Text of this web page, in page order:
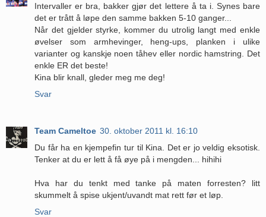
Intervaller er bra, bakker gjør det lettere å ta i. Synes bare
det er trått å løpe den samme bakken 5-10 ganger...
Når det gjelder styrke, kommer du utrolig langt med enkle
øvelser som armhevinger, heng-ups, planken i ulike
varianter og kanskje noen tåhev eller nordic hamstring. Det
enkle ER det beste!
Kina blir knall, gleder meg me deg!
Svar
Team Cameltoe 30. oktober 2011 kl. 16:10
Du får ha en kjempefin tur til Kina. Det er jo veldig eksotisk.
Tenker at du er lett å få øye på i mengden... hihihi
Hva har du tenkt med tanke på maten forresten? litt
skummelt å spise ukjent/uvandt mat rett før et løp.
Svar